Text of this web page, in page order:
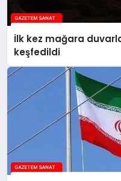
İlk kez mağara
keşfedildi